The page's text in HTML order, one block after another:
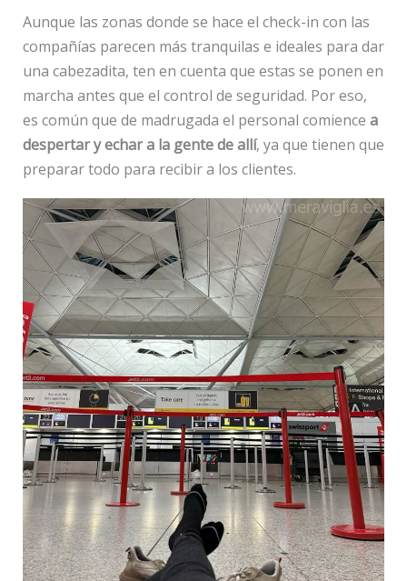
Aunque las zonas donde se hace el check-in con las
compañías parecen más tranquilas e ideales para dar
una cabezadita, ten en cuenta que estas se ponen en
marcha antes que el control de seguridad. Por eso,
es común que de madrugada el personal comience a
despertar y echar a la gente de allí, ya que tienen que
preparar todo para recibir a los clientes.